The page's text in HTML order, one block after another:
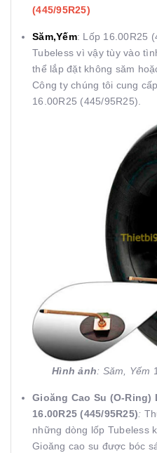
(445/95R25)
Săm,Yếm: Lốp 16.00R25
Tubeless vì vậy tùy vào
thể lắp đặt không săm
Công ty chúng tôi cung
16.00R25 (445/95R25).
Hình ảnh: Săm, Yếm
Gioăng Cao Su (O-
16.00R25 (445/95R25):
những dòng lốp Tubeless
Gioăng cao su được bóc